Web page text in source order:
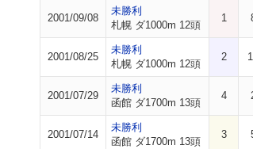
2001/09/08
未勝利
札幌 ダ1000m 12頭
1
2001/08/25
未勝利
札幌 ダ1000m 12頭
2
2001/07/29
未勝利
函館 ダ1700m 13頭
4
2001/07/14
未勝利
函館 ダ1700m 13頭
3